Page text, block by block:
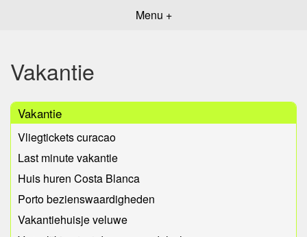
Menu +
Vakantie
Vakantie
Vliegtickets curacao
Last minute vakantie
Huis huren Costa Blanca
Porto bezienswaardigheden
Vakantiehuisje veluwe